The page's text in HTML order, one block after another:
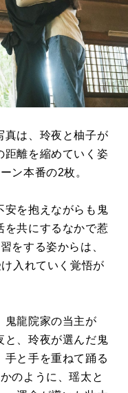
真は、玲夜と柚子が
距離を縮めていく姿
ン本番の2枚。
安を抱えながらも鬼
を共にするなかで惹
をする姿からは、
入れていく覚悟が
鬼龍院家の当主が
と、玲夜が選んだ鬼
手と手を重ねて踊る
のように、瑶太と